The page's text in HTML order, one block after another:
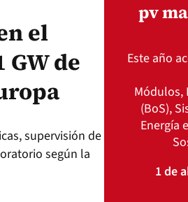
el
de
supervisión de
según la
pv
Este año
Módulos,
(BoS),
Energía
1 de